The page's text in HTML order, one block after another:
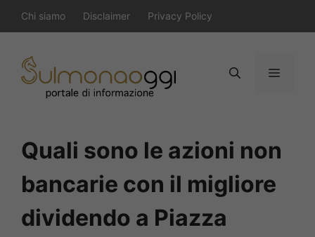
al
contenuto
Chi siamo Disclaimer Privacy Policy
Menu
Quali sono le azioni non
bancarie con il migliore
dividendo a Piazza